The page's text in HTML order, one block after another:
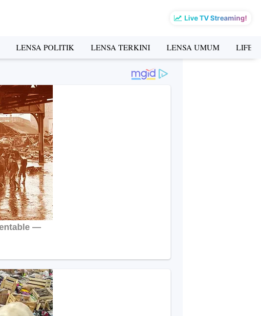
Live TV Streaming!
LENSA POLITIK LENSA TERKINI LENSA UMUM